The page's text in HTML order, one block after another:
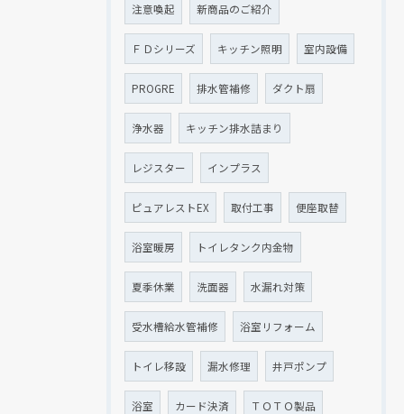
注意喚起 新商品のご紹介
ＦＤシリーズ キッチン照明 室内設備
PROGRE 排水管補修 ダクト扇
浄水器 キッチン排水詰まり
レジスター インプラス
ピュアレストEX 取付工事 便座取替
浴室暖房 トイレタンク内金物
夏季休業 洗面器 水漏れ対策
受水槽給水管補修 浴室リフォーム
トイレ移設 漏水修理 井戸ポンプ
浴室 カード決済 ＴＯＴＯ製品